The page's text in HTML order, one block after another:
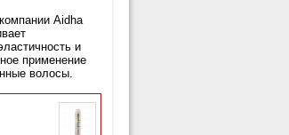
Aidha
и
применение
волосы.